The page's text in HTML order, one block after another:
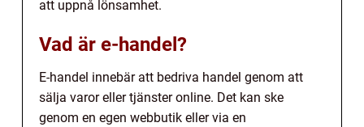
att uppnå lönsamhet.
Vad är e-handel?
E-handel innebär att bedriva handel genom att
sälja varor eller tjänster online. Det kan ske
genom en egen webbutik eller via en